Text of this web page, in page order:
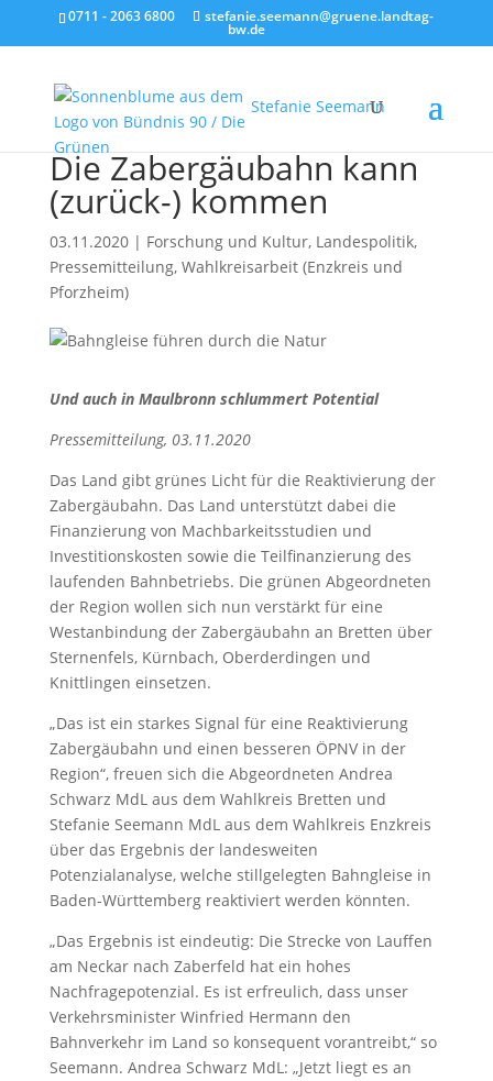
0711 - 2063 6800 stefanie.seemann@gruene.landtag-
bw.de
Stefanie Seemann
Die Zabergäubahn kann
(zurück-) kommen
03.11.2020| Forschung und Kultur, Landespolitik,
Pressemitteilung, Wahlkreisarbeit (Enzkreis und
Pforzheim)
Und auch in Maulbronn schlummert Potential
Pressemitteilung, 03.11.2020
Das Land gibt grünes Licht für die Reaktivierung der
Zabergäubahn. Das Land unterstützt dabei die
Finanzierung von Machbarkeitsstudien und
Investitionskosten sowie die Teilfinanzierung des
laufenden Bahnbetriebs. Die grünen Abgeordneten
der Region wollen sich nun verstärkt für eine
Westanbindung der Zabergäubahn an Bretten über
Sternenfels, Kürnbach, Oberderdingen und
Knittlingen einsetzen.
„Das ist ein starkes Signal für eine Reaktivierung
Zabergäubahn und einen besseren ÖPNV in der
Region“, freuen sich die Abgeordneten Andrea
Schwarz MdL aus dem Wahlkreis Bretten und
Stefanie Seemann MdL aus dem Wahlkreis Enzkreis
über das Ergebnis der landesweiten
Potenzialanalyse, welche stillgelegten Bahngleise in
Baden-Württemberg reaktiviert werden könnten.
„Das Ergebnis ist eindeutig: Die Strecke von Lauffen
am Neckar nach Zaberfeld hat ein hohes
Nachfragepotenzial. Es ist erfreulich, dass unser
Verkehrsminister Winfried Hermann den
Bahnverkehr im Land so konsequent vorantreibt,“ so
Seemann. Andrea Schwarz MdL: „Jetzt liegt es an